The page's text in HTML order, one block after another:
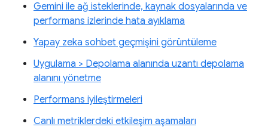
Gemini ile ağ isteklerinde, kaynak dosyalarında ve
performans izlerinde hata ayıklama
Yapay zeka sohbet geçmişini görüntüleme
Uygulama > Depolama alanında uzantı depolama
alanını yönetme
Performans iyileştirmeleri
Canlı metriklerdeki etkileşim aşamaları